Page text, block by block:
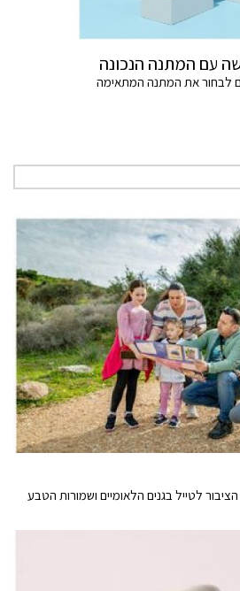
עם המתנה הנכונה
לבחור את המתנה המתאימה
לטייל בגנים הלאומיים ושמורות הטבע